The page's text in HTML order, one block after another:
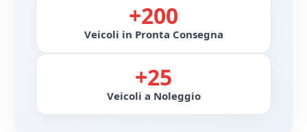
+200
Veicoli in Pronta Consegna
+25
Veicoli a Noleggio